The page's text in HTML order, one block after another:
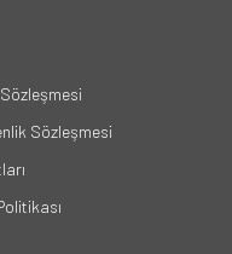
Sözleşmesi